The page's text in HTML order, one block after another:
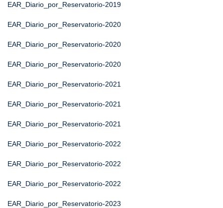
EAR_Diario_por_Reservatorio-2019
EAR_Diario_por_Reservatorio-2020
EAR_Diario_por_Reservatorio-2020
EAR_Diario_por_Reservatorio-2020
EAR_Diario_por_Reservatorio-2021
EAR_Diario_por_Reservatorio-2021
EAR_Diario_por_Reservatorio-2021
EAR_Diario_por_Reservatorio-2022
EAR_Diario_por_Reservatorio-2022
EAR_Diario_por_Reservatorio-2022
EAR_Diario_por_Reservatorio-2023